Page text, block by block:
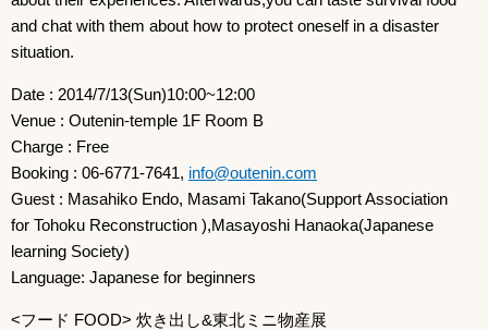
and chat with them about how to protect oneself in a disaster
situation.
Date : 2014/7/13(Sun)10:00~12:00
Venue : Outenin-temple 1F Room B
Charge : Free
Booking : 06-6771-7641, info@outenin.com
Guest : Masahiko Endo, Masami Takano(Support Association
for Tohoku Reconstruction ),Masayoshi Hanaoka(Japanese
learning Society)
Language: Japanese for beginners
<フード FOOD> 炊き出し&東北ミニ物産展